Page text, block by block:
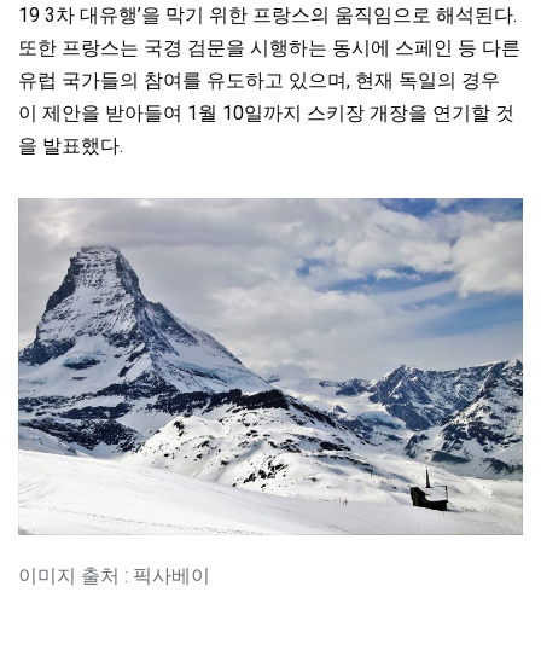
19 3차 대유행’을 막기 위한 프랑스의 움직임으로 해석된다.
또한 프랑스는 국경 검문을 시행하는 동시에 스페인 등 다른
유럽 국가들의 참여를 유도하고 있으며, 현재 독일의 경우
이 제안을 받아들여 1월 10일까지 스키장 개장을 연기할 것
을 발표했다.
이미지 출처 : 픽사베이